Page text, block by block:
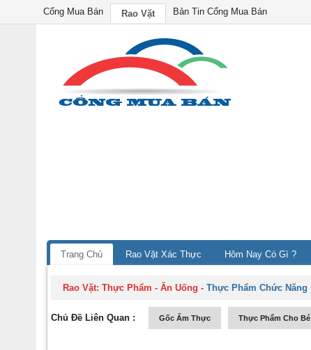
Cổng Mua Bán Rao Vặt Bản Tin Cổng Mua Bán
Trang Chủ Rao Vặt Xác Thực Hôm Nay Có Gì ?
Rao Vặt:Thực Phẩm - Ăn Uống -Thực Phẩm Chức Năng
Chủ Đề Liên Quan : Gốc Ẩm Thực Thực Phẩm Cho Bé